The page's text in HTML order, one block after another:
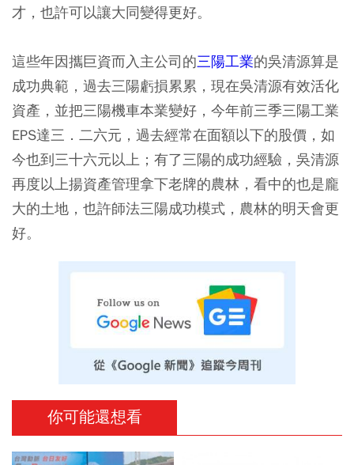
才，也許可以讓大同變得更好。
這些年因攜巨資而入主公司的三陽工業的吳清源算是
成功典範，過去三陽虧損累累，現在吳清源有效活化
資產，並把三陽機車本業變好，今年前三季三陽工業
EPS達三．二六元，過去經常在面額以下的股價，如
今也到三十六元以上；有了三陽的成功經驗，吳清源
再度以上揚資產管理拿下老牌的農林，看中的也是龐
大的土地，也許師法三陽成功模式，農林的明天會更
好。
你可能還想看